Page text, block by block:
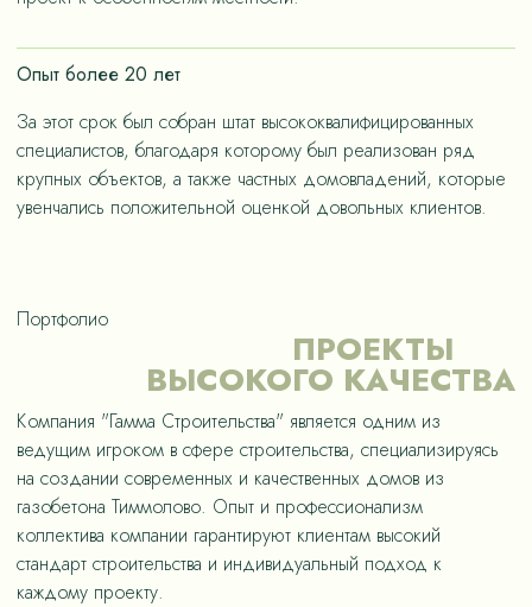
Опыт более 20 лет
За этот срок был собран штат высококвалифицированных
специалистов, благодаря которому был реализован ряд
крупных объектов, а также частных домовладений, которые
увенчались положительной оценкой довольных клиентов.
Портфолио
ПРОЕКТЫ
ВЫСОКОГО КАЧЕСТВА
Компания "Гамма Строительства" является одним из
ведущим игроком в сфере строительства, специализируясь
на создании современных и качественных домов из
газобетона Тиммолово. Опыт и профессионализм
коллектива компании гарантируют клиентам высокий
стандарт строительства и индивидуальный подход к
каждому проекту.